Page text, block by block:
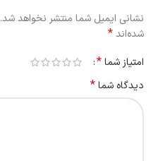
نشانی ایمیل شما منتشر نخواهد شد.
شده‌اند*
امتیاز شما*
دیدگاه شما*